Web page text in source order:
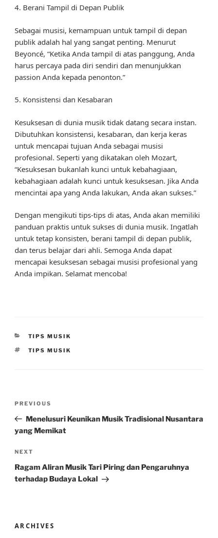
4. Berani Tampil di Depan Publik
Sebagai musisi, kemampuan untuk tampil di depan
publik adalah hal yang sangat penting. Menurut
Beyoncé, “Ketika Anda tampil di atas panggung, Anda
harus percaya pada diri sendiri dan menunjukkan
passion Anda kepada penonton.”
5. Konsistensi dan Kesabaran
Kesuksesan di dunia musik tidak datang secara instan.
Dibutuhkan konsistensi, kesabaran, dan kerja keras
untuk mencapai tujuan Anda sebagai musisi
profesional. Seperti yang dikatakan oleh Mozart,
“Kesuksesan bukanlah kunci untuk kebahagiaan,
kebahagiaan adalah kunci untuk kesuksesan. Jika Anda
mencintai apa yang Anda lakukan, Anda akan sukses.”
Dengan mengikuti tips-tips di atas, Anda akan memiliki
panduan praktis untuk sukses di dunia musik. Ingatlah
untuk tetap konsisten, berani tampil di depan publik,
dan terus belajar dari ahli. Semoga Anda dapat
mencapai kesuksesan sebagai musisi profesional yang
Anda impikan. Selamat mencoba!
CATEGORIES
TIPS MUSIK
TAGS
TIPS MUSIK
Previous
Post
PREVIOUS
Menelusuri Keunikan Musik Tradisional Nusantara
yang Memikat
Next
Post
NEXT
Ragam Aliran Musik Tari Piring dan Pengaruhnya
terhadap Budaya Lokal
ARCHIVES